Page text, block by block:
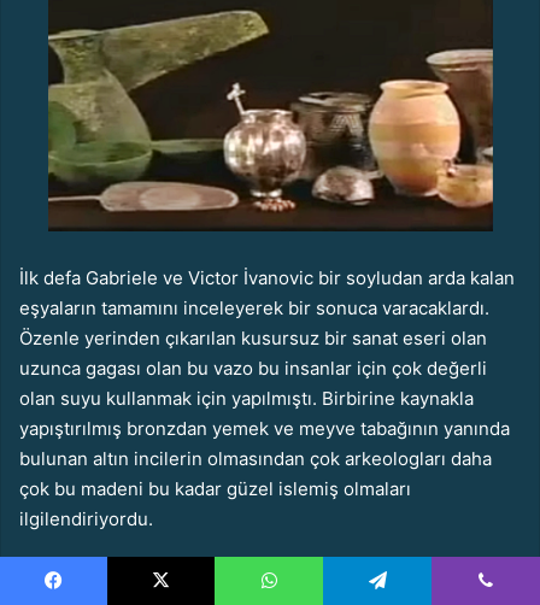
İlk defa Gabriele ve Victor İvanovic bir soyludan arda kalan
eşyaların tamamını inceleyerek bir sonuca varacaklardı.
Özenle yerinden çıkarılan kusursuz bir sanat eseri olan
uzunca gagası olan bu vazo bu insanlar için çok değerli
olan suyu kullanmak için yapılmıştı. Birbirine kaynakla
yapıştırılmış bronzdan yemek ve meyve tabağının yanında
bulunan altın incilerin olmasından çok arkeologları daha
çok bu madeni bu kadar güzel islemiş olmaları
ilgilendiriyordu.
En az dört bin yıl öncesine ait bu eşyalar üzerine zamanın